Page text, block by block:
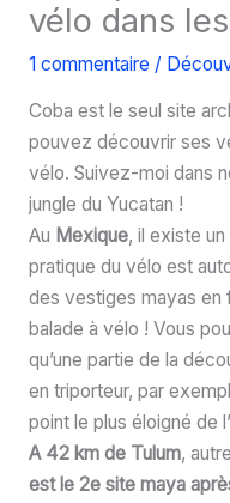
vélo dans
1 commentaire /
Coba est le seul site
pouvez découvrir ses
vélo. Suivez-moi dans
jungle du Yucatan !
Au Mexique, il existe
pratique du vélo est
des vestiges mayas en
balade à vélo ! Vous
qu’une partie de la
en triporteur, par
point le plus éloigné de
A 42 km de Tulum,
est le 2e site maya